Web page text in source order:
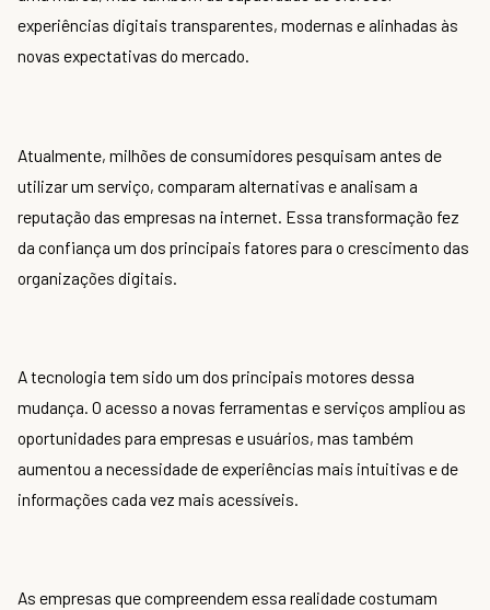
experiências digitais transparentes, modernas e alinhadas às
novas expectativas do mercado.
Atualmente, milhões de consumidores pesquisam antes de
utilizar um serviço, comparam alternativas e analisam a
reputação das empresas na internet. Essa transformação fez
da confiança um dos principais fatores para o crescimento das
organizações digitais.
A tecnologia tem sido um dos principais motores dessa
mudança. O acesso a novas ferramentas e serviços ampliou as
oportunidades para empresas e usuários, mas também
aumentou a necessidade de experiências mais intuitivas e de
informações cada vez mais acessíveis.
As empresas que compreendem essa realidade costumam